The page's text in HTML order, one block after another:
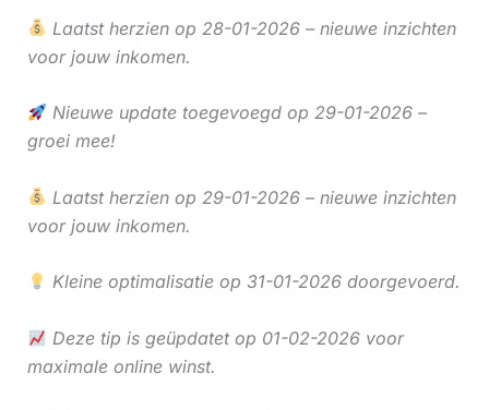
Laatst herzien op 28-01-2026 – nieuwe inzichten
voor jouw inkomen.
Nieuwe update toegevoegd op 29-01-2026 –
groei mee!
Laatst herzien op 29-01-2026 – nieuwe inzichten
voor jouw inkomen.
Kleine optimalisatie op 31-01-2026 doorgevoerd.
Deze tip is geüpdatet op 01-02-2026 voor
maximale online winst.